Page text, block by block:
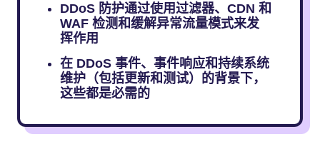
DDoS 防护通过使用过滤器、CDN 和
WAF 检测和缓解异常流量模式来发
挥作用
在 DDoS 事件、事件响应和持续系统
维护（包括更新和测试）的背景下，
这些都是必需的